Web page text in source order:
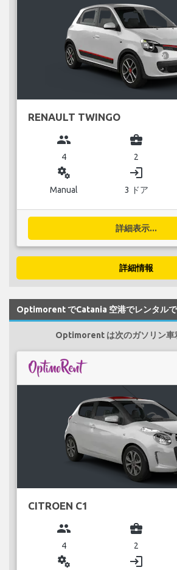
RENAULT TWINGO
group
4
business_center
2
miscellaneous_services
Manual
login
3 ドア
詳細表示...
詳細情報
Optimorent でCatania 空港でレンタルで
Optimorent は次のガソリン車
CITROEN C1
group
4
business_center
2
miscellaneous_services login